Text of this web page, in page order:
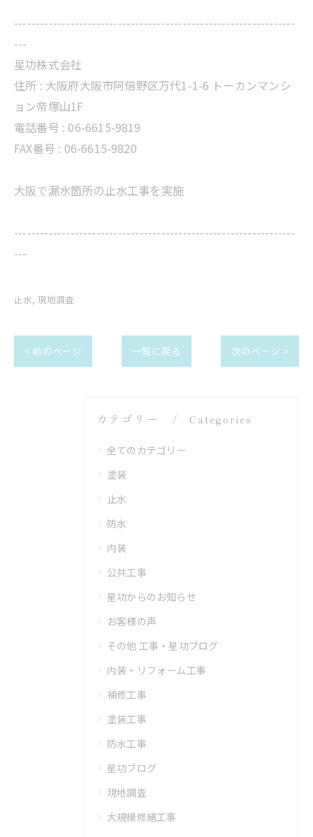
-----------------------------------------------------------------
---
星功株式会社
住所 : 大阪府大阪市阿倍野区万代1-1-6 トーカンマンシ
ョン帝塚山1F
電話番号 : 06-6615-9819
FAX番号 : 06-6615-9820
大阪で漏水箇所の止水工事を実施
-----------------------------------------------------------------
---
止水 現地調査
< 前のページ 一覧に戻る 次のページ >
カテゴリー Categories
全てのカテゴリー
塗装
止水
防水
内装
公共工事
星功からのお知らせ
お客様の声
その他 工事・星功ブログ
内装・リフォーム工事
補修工事
塗装工事
防水工事
星功ブログ
現地調査
大規模修繕工事